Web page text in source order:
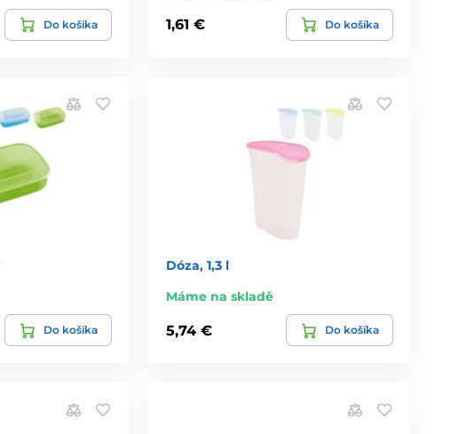
Do košíka 1,61 € Do košíka
Do košíka
Dóza, 1,3 l
Máme na skladě
5,74 € Do košíka